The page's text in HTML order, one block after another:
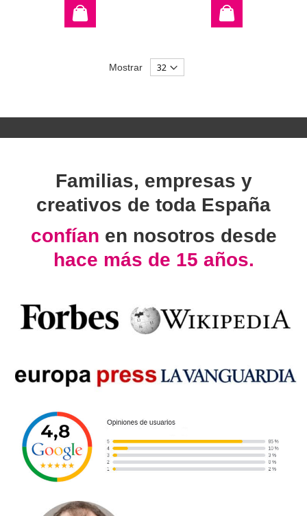
Mostrar
Familias, empresas y
creativos de toda España
confían en nosotros desde
hace más de 15 años.